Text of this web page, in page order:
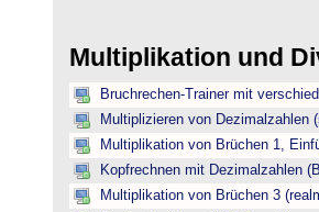
Multiplikation und
Bruchrechen-Trainer mit
Multiplizieren von Dezimalzahlen
Multiplikation von Brüchen 1,
Kopfrechnen mit Dezimalzahlen
Multiplikation von Brüchen 3